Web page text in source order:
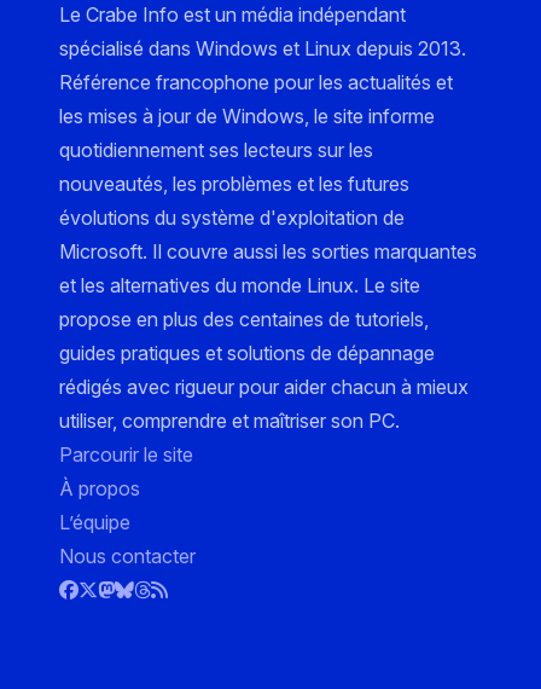
Le Crabe Info est un média indépendant
spécialisé dans Windows et Linux depuis 2013.
Référence francophone pour les actualités et
les mises à jour de Windows, le site informe
quotidiennement ses lecteurs sur les
nouveautés, les problèmes et les futures
évolutions du système d'exploitation de
Microsoft. Il couvre aussi les sorties marquantes
et les alternatives du monde Linux. Le site
propose en plus des centaines de tutoriels,
guides pratiques et solutions de dépannage
rédigés avec rigueur pour aider chacun à mieux
utiliser, comprendre et maîtriser son PC.
Parcourir le site
À propos
L’équipe
Nous contacter